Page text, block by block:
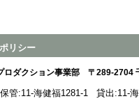
リシー
ロダクション事業部 〒289-2704
保管:11-海健福1281-1 貸出:11-